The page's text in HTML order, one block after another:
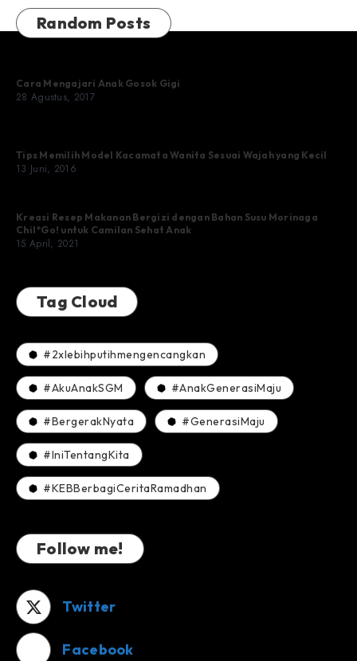
Random Posts
Cara Mengajari Anak Gosok Gigi
28 Agustus, 2017
Tips Memilih Model Kacamata Wanita Sesuai Wajah yang Kecil
13 Juni, 2016
Kreasi Resep Makanan Bergizi dengan Bahan Susu Morinaga
Chil*Go! untuk Camilan Sehat Anak
15 April, 2021
Tag Cloud
#2xlebihputihmengencangkan
#AkuAnakSGM #AnakGenerasiMaju
#BergerakNyata #GenerasiMaju
#IniTentangKita
#KEBBerbagiCeritaRamadhan
Follow me!
Twitter
Facebook